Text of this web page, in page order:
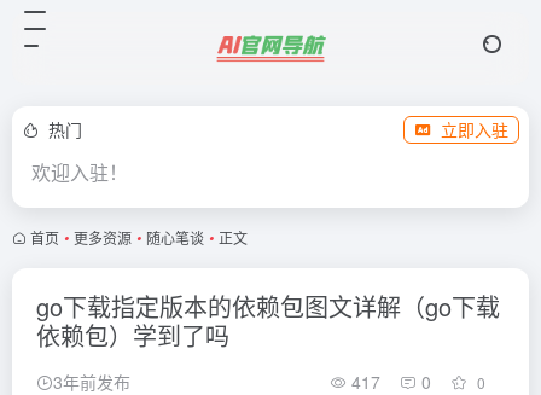
热门 立即入驻
欢迎入驻！
首页 • 更多资源 • 随心笔谈 • 正文
go下载指定版本的依赖包图文详解（go下载
依赖包）学到了吗
3年前发布 417 0 0